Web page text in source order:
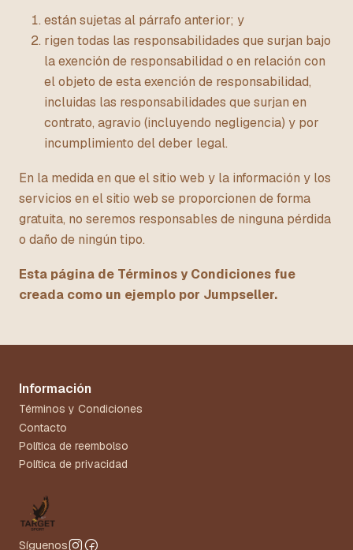
están sujetas al párrafo anterior; y
rigen todas las responsabilidades que surjan bajo
la exención de responsabilidad o en relación con
el objeto de esta exención de responsabilidad,
incluidas las responsabilidades que surjan en
contrato, agravio (incluyendo negligencia) y por
incumplimiento del deber legal.
En la medida en que el sitio web y la información y los
servicios en el sitio web se proporcionen de forma
gratuita, no seremos responsables de ninguna pérdida
o daño de ningún tipo.
Esta página de Términos y Condiciones fue
creada como un ejemplo por Jumpseller.
Información
Términos y Condiciones
Contacto
Política de reembolso
Política de privacidad
Síguenos